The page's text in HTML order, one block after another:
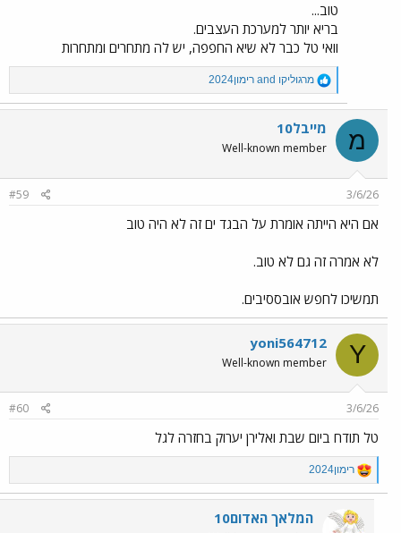
טוב...
בריא יותר למערכת העצבים.
וואי טל כבר לא שיא החפפה, יש לה מתחרים ומתחרות
R
e
a
c
i
n
מרגוליקו רימון2024
מ מייבל10
Well-known member
3/6/26
#59
אם היא הייתה אומרת על הבגד ים זה לא היה טוב
לא אמרה זה גם לא טוב.
תמשיכו לחפש אובססיבים.
Y
yoni564712
Well-known member
3/6/26
#60
טל תודח ביום שבת ואלירן יערוק בחזרה לגל
R
e
a
c
t
רימון2024
המלאך האדום10